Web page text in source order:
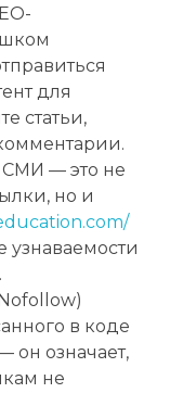
для
статьи,
СМИ — это не
но и
узнаваемости
в коде
он означает,
не